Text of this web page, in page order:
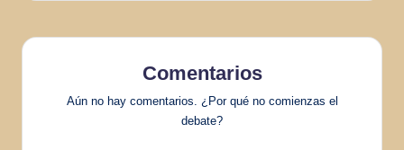
Comentarios
Aún no hay comentarios. ¿Por qué no comienzas el
debate?